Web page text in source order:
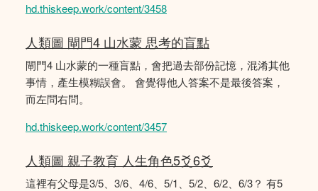
hd.thiskeep.work/content/3458
人類圖 閘門4 山水蒙 思考的盲點
閘門4 山水蒙的一種盲點，會把過去部份記憶，混淆其他
事情，產生模糊誤會。 會覺得他人答案不是最後答案，
而左問右問。
hd.thiskeep.work/content/3457
人類圖 親子教育 人生角色5爻6爻
這裡有父母是3/5、3/6、4/6、5/1、5/2、6/2、6/3？ 有5